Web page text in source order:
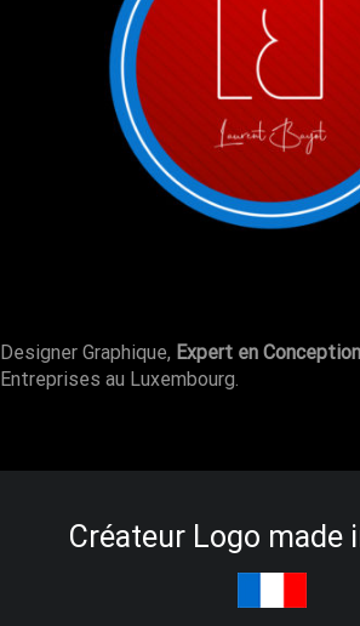
Designer Graphique, Expert en
Entreprises au Luxembourg.
Créateur Logo made